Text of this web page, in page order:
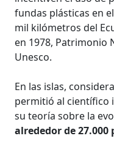
fundas plásticas en
mil kilómetros del
en 1978, Patrimonio
Unesco.
En las islas,
permitió al científico
su teoría sobre la
alrededor de 27.000